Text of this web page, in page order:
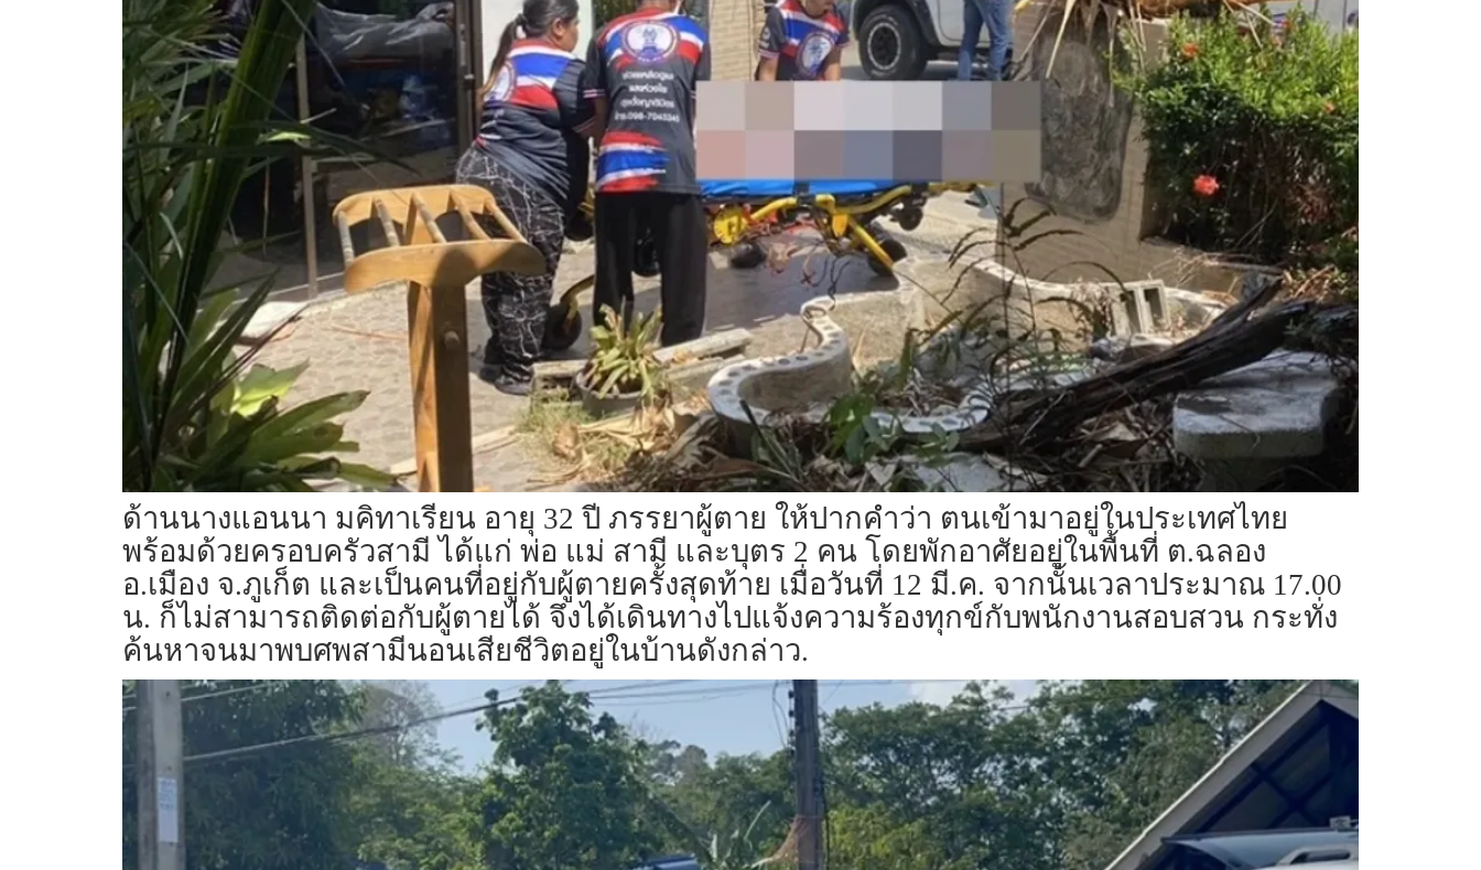
ด้านนางแอนนา มคิทาเรียน อายุ 32 ปี ภรรยาผู้ตาย ให้ปากคำว่า ตนเข้ามาอยู่ในประเทศไทย
พร้อมด้วยครอบครัวสามี ได้แก่ พ่อ แม่ สามี และบุตร 2 คน โดยพักอาศัยอยู่ในพื้นที่ ต.ฉลอง
อ.เมือง จ.ภูเก็ต และเป็นคนที่อยู่กับผู้ตายครั้งสุดท้าย เมื่อวันที่ 12 มี.ค. จากนั้นเวลาประมาณ 17.00
น. ก็ไม่สามารถติดต่อกับผู้ตายได้ จึงได้เดินทางไปแจ้งความร้องทุกข์กับพนักงานสอบสวน กระทั่ง
ค้นหาจนมาพบศพสามีนอนเสียชีวิตอยู่ในบ้านดังกล่าว.